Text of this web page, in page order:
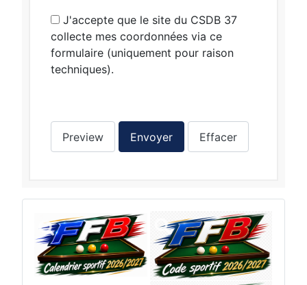
J'accepte que le site du CSDB 37
collecte mes coordonnées via ce
formulaire (uniquement pour raison
techniques).
Preview Envoyer Effacer